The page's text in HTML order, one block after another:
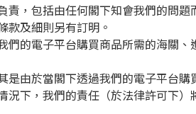
，包括由任何閣下知會我們的問
款及細則另有訂明。
的電子平台購買商品所需的海關
由於當閣下透過我們的電子平台
下，我們的責任（於法律許可下）